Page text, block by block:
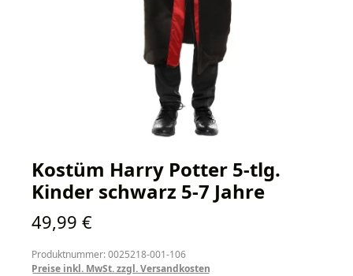
Kostüm Harry Potter 5-tlg.
Kinder schwarz 5-7 Jahre
Regulärer Preis:
49,99 €
Produktnummer: 0025218-001-106
Preise inkl. MwSt. zzgl. Versandkosten